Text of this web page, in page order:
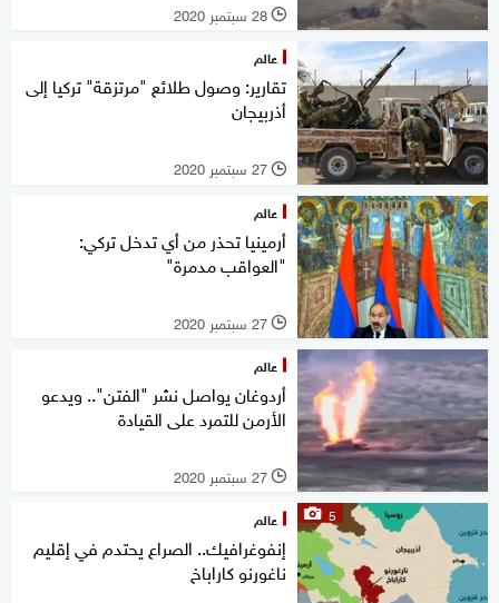
l 28 سبتمبر 2020
عالم
تقارير: وصول طلائع "مرتزقة" تركيا إلى
أذربيجان
l 27 سبتمبر 2020
عالم
أرمينيا تحذر من أي تدخل تركي:
"العواقب مدمرة"
l 27 سبتمبر 2020
عالم
أردوغان يواصل نشر "الفتن".. ويدعو
الأرمن للتمرد على القيادة
l 27 سبتمبر 2020
5 عالم
إنفوغرافيك.. الصراع يحتدم في إقليم
ناغورنو كاراباخ